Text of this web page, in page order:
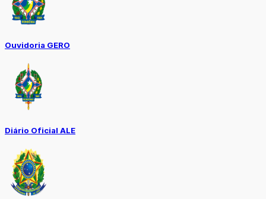
Ouvidoria GERO
Diário Oficial ALE